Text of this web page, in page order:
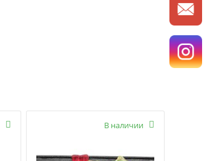
 В наличии 